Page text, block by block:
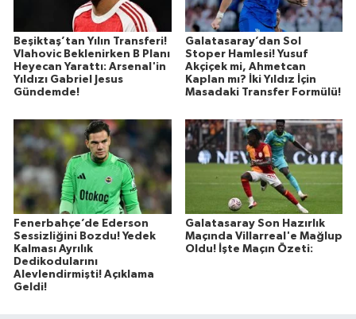
Beşiktaş’tan Yılın Transferi!
Vlahovic Beklenirken B Planı
Heyecan Yarattı: Arsenal'in
Yıldızı Gabriel Jesus
Gündemde!
Galatasaray’dan Sol
Stoper Hamlesi! Yusuf
Akçiçek mi, Ahmetcan
Kaplan mı? İki Yıldız İçin
Masadaki Transfer Formülü!
Fenerbahçe’de Ederson
Sessizliğini Bozdu! Yedek
Kalması Ayrılık
Dedikodularını
Alevlendirmişti! Açıklama
Geldi!
Galatasaray Son Hazırlık
Maçında Villarreal'e Mağlup
Oldu! İşte Maçın Özeti: